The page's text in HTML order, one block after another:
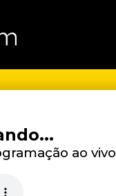
ao vivo